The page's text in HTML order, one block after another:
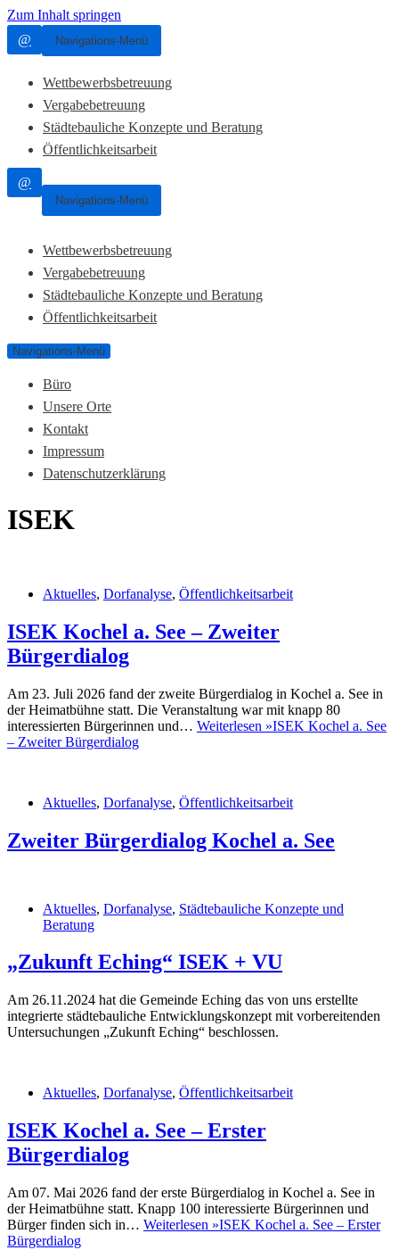
Zum Inhalt springen
@
Navigations-Menü
Wettbewerbsbetreuung
Vergabebetreuung
Städtebauliche Konzepte und Beratung
Öffentlichkeitsarbeit
@
Navigations-Menü
Wettbewerbsbetreuung
Vergabebetreuung
Städtebauliche Konzepte und Beratung
Öffentlichkeitsarbeit
Navigations-Menü
Büro
Unsere Orte
Kontakt
Impressum
Datenschutzerklärung
ISEK
Aktuelles, Dorfanalyse, Öffentlichkeitsarbeit
ISEK Kochel a. See – Zweiter
Bürgerdialog
Am 23. Juli 2026 fand der zweite Bürgerdialog in Kochel a. See in
der Heimatbühne statt. Die Veranstaltung war mit knapp 80
interessierten Bürgerinnen und… Weiterlesen »ISEK Kochel a. See
– Zweiter Bürgerdialog
Aktuelles, Dorfanalyse, Öffentlichkeitsarbeit
Zweiter Bürgerdialog Kochel a. See
Aktuelles, Dorfanalyse, Städtebauliche Konzepte und
Beratung
„Zukunft Eching“ ISEK + VU
Am 26.11.2024 hat die Gemeinde Eching das von uns erstellte
integrierte städtebauliche Entwicklungskonzept mit vorbereitenden
Untersuchungen „Zukunft Eching“ beschlossen.
Aktuelles, Dorfanalyse, Öffentlichkeitsarbeit
ISEK Kochel a. See – Erster
Bürgerdialog
Am 07. Mai 2026 fand der erste Bürgerdialog in Kochel a. See in
der Heimatbühne statt. Knapp 100 interessierte Bürgerinnen und
Bürger finden sich in… Weiterlesen »ISEK Kochel a. See – Erster
Bürgerdialog